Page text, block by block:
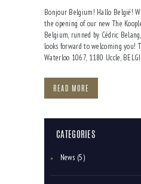
Bonjour Belgium! Hallo België!
the opening of our new The
Belgium, runned by Cédric
looks forward to welcoming you!
Waterloo 1067, 1180 Uccle,
READ MORE
CATEGORIES
News (5)